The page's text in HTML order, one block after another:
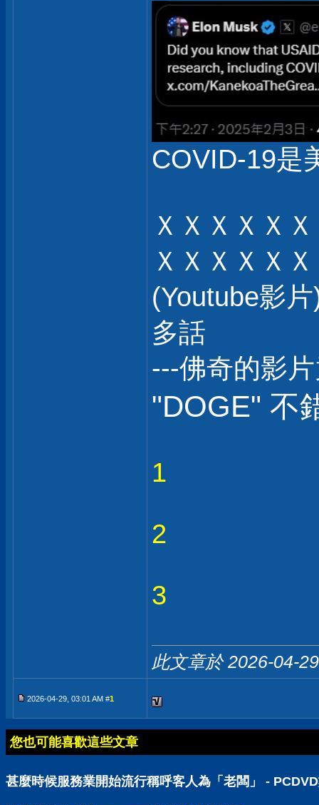
COVID-19是
ＸＸＸＸＸ
ＸＸＸＸＸ
(Youtube影
多話
---佛奇的影
"DOGE" 不
1
2
3
此文章於 2026-04-
2026-04-29, 03:01 AM #1
您也可能喜歡這些文章
甚麼時候服務業開始流行稱呼客人為「老闆」 -